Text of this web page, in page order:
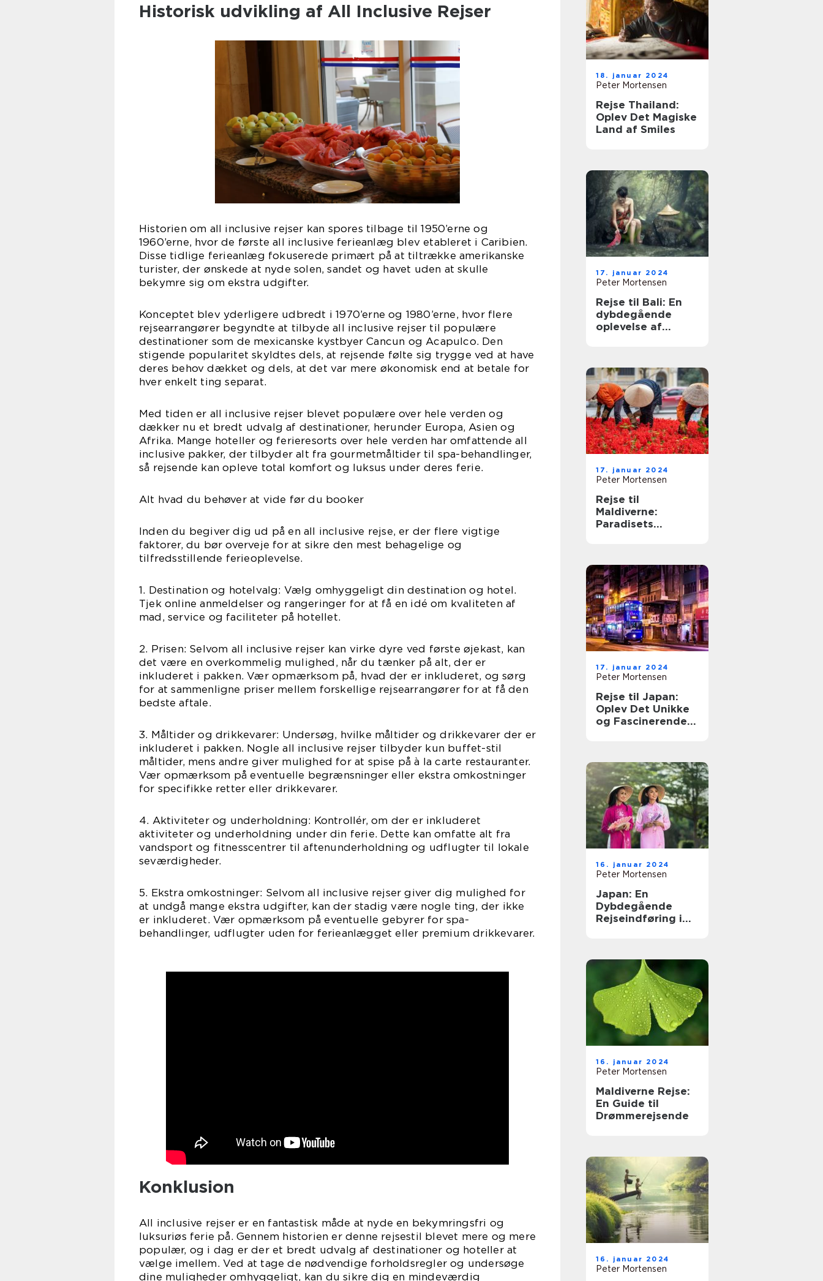
Historisk udvikling af All Inclusive Rejser
Historien om all inclusive rejser kan spores tilbage til 1950’erne og
1960’erne, hvor de første all inclusive ferieanlæg blev etableret i Caribien.
Disse tidlige ferieanlæg fokuserede primært på at tiltrække amerikanske
turister, der ønskede at nyde solen, sandet og havet uden at skulle
bekymre sig om ekstra udgifter.
Konceptet blev yderligere udbredt i 1970’erne og 1980’erne, hvor flere
rejsearrangører begyndte at tilbyde all inclusive rejser til populære
destinationer som de mexicanske kystbyer Cancun og Acapulco. Den
stigende popularitet skyldtes dels, at rejsende følte sig trygge ved at have
deres behov dækket og dels, at det var mere økonomisk end at betale for
hver enkelt ting separat.
Med tiden er all inclusive rejser blevet populære over hele verden og
dækker nu et bredt udvalg af destinationer, herunder Europa, Asien og
Afrika. Mange hoteller og ferieresorts over hele verden har omfattende all
inclusive pakker, der tilbyder alt fra gourmetmåltider til spa-behandlinger,
så rejsende kan opleve total komfort og luksus under deres ferie.
Alt hvad du behøver at vide før du booker
Inden du begiver dig ud på en all inclusive rejse, er der flere vigtige
faktorer, du bør overveje for at sikre den mest behagelige og
tilfredsstillende ferieoplevelse.
1. Destination og hotelvalg: Vælg omhyggeligt din destination og hotel.
Tjek online anmeldelser og rangeringer for at få en idé om kvaliteten af
mad, service og faciliteter på hotellet.
2. Prisen: Selvom all inclusive rejser kan virke dyre ved første øjekast, kan
det være en overkommelig mulighed, når du tænker på alt, der er
inkluderet i pakken. Vær opmærksom på, hvad der er inkluderet, og sørg
for at sammenligne priser mellem forskellige rejsearrangører for at få den
bedste aftale.
3. Måltider og drikkevarer: Undersøg, hvilke måltider og drikkevarer der er
inkluderet i pakken. Nogle all inclusive rejser tilbyder kun buffet-stil
måltider, mens andre giver mulighed for at spise på à la carte restauranter.
Vær opmærksom på eventuelle begrænsninger eller ekstra omkostninger
for specifikke retter eller drikkevarer.
4. Aktiviteter og underholdning: Kontrollér, om der er inkluderet
aktiviteter og underholdning under din ferie. Dette kan omfatte alt fra
vandsport og fitnesscentrer til aftenunderholdning og udflugter til lokale
seværdigheder.
5. Ekstra omkostninger: Selvom all inclusive rejser giver dig mulighed for
at undgå mange ekstra udgifter, kan der stadig være nogle ting, der ikke
er inkluderet. Vær opmærksom på eventuelle gebyrer for spa-
behandlinger, udflugter uden for ferieanlægget eller premium drikkevarer.
Konklusion
All inclusive rejser er en fantastisk måde at nyde en bekymringsfri og
luksuriøs ferie på. Gennem historien er denne rejsestil blevet mere og mere
populær, og i dag er der et bredt udvalg af destinationer og hoteller at
vælge imellem. Ved at tage de nødvendige forholdsregler og undersøge
dine muligheder omhyggeligt, kan du sikre dig en mindeværdig
18. januar 2024
Peter Mortensen
Rejse Thailand:
Oplev Det Magiske
Land af Smiles
17. januar 2024
Peter Mortensen
Rejse til Bali: En
dybdegående
oplevelse af
17. januar 2024
Peter Mortensen
Rejse til
Maldiverne:
Paradisets
17. januar 2024
Peter Mortensen
Rejse til Japan:
Oplev Det Unikke
og Fascinerende
16. januar 2024
Peter Mortensen
Japan: En
Dybdegående
Rejseindføring i
16. januar 2024
Peter Mortensen
Maldiverne Rejse:
En Guide til
Drømmerejsende
16. januar 2024
Peter Mortensen